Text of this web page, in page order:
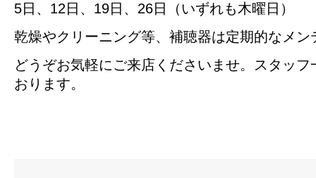
5日、12日、19日、26日（いずれも木曜日）
乾燥やクリーニング等、補聴器は定期的なメ
どうぞお気軽にご来店くださいませ。スタッ
おります。